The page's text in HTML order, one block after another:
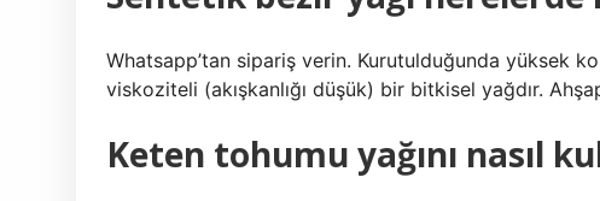
Whatsapp’tan sipariş verin. Kurutulduğunda yüksek
viskoziteli (akışkanlığı düşük) bir bitkisel yağdır.
Keten tohumu yağını nasıl